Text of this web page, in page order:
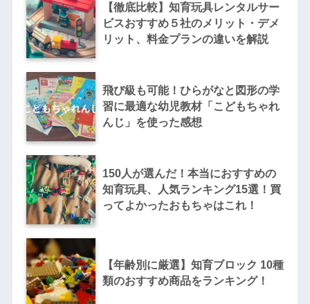
【徹底比較】知育玩具レンタルサー
ビスおすすめ５社のメリット・デメ
リット、料金プランの違いを解説
飛び級も可能！ひらがなと図形の学
習に最適な幼児教材「こどもちゃれ
んじ」を使った感想
150人が選んだ！本当におすすめの
知育玩具、人気ランキング15選！買
ってよかったおもちゃはこれ！
【年齢別に厳選】知育ブロック 10種
類のおすすめ商品をランキング！